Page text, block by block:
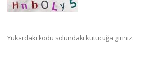
Yukardaki kodu solundaki kutucuğa giriniz.